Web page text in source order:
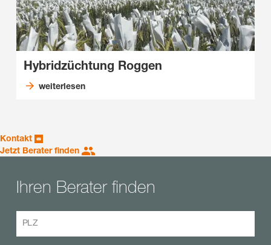
Hybridzüchtung Roggen
weiterlesen
Kontakt
Jetzt Berater finden
Ihren Berater finden
PLZ